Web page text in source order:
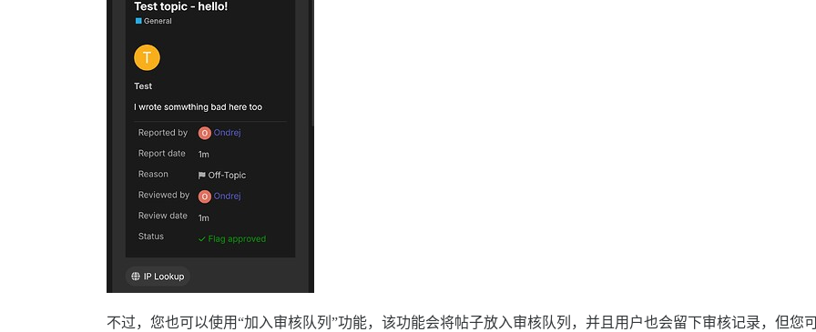
不过，您也可以使用“加入审核队列”功能，该功能会将帖子放入审核队列，并且用户也会留下审核记录，但您